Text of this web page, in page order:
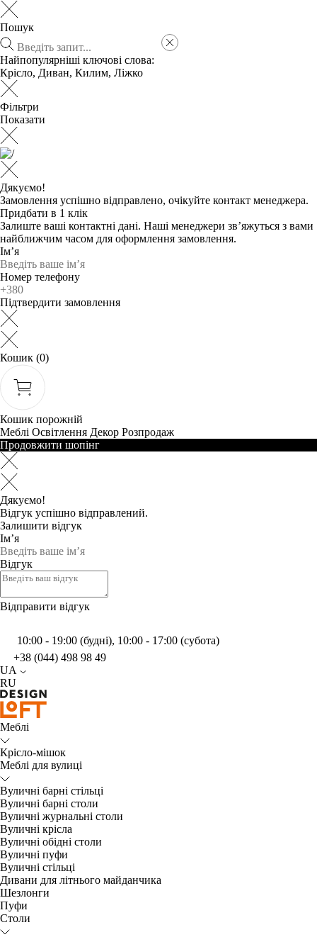
Пошук
Найпопулярніші ключові слова:
Крісло, Диван, Килим, Ліжко
Фільтри
Показати
Дякуємо!
Замовлення успішно відправлено, очікуйте контакт менеджера.
Придбати в 1 клік
Залиште ваші контактні дані. Наші менеджери зв’яжуться з вами
найближчим часом для оформлення замовлення.
Ім’я
Номер телефону
Підтвердити замовлення
Кошик (0)
Кошик порожній
Меблі Освітлення Декор Розпродаж
Продовжити шопінг
Дякуємо!
Відгук успішно відправлений.
Залишити відгук
Ім’я
Відгук
Відправити відгук
10:00 - 19:00 (будні), 10:00 - 17:00 (субота)
+38 (044) 498 98 49
UA
RU
Меблі
Крісло-мішок
Меблі для вулиці
Вуличні барні стільці
Вуличні барні столи
Вуличні журнальні столи
Вуличні крісла
Вуличні обідні столи
Вуличні пуфи
Вуличні стільці
Дивани для літнього майданчика
Шезлонги
Пуфи
Столи